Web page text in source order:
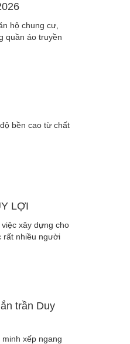
hộ chung cư,
quần áo truyền
bền cao từ chất
LỢI
xây dựng cho
rất nhiều người
trần Duy
xếp ngang